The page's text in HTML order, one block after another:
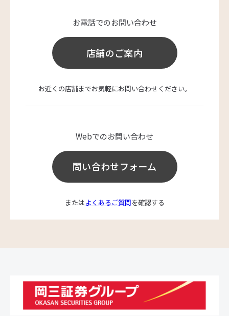
お電話でのお問い合わせ
店舗のご案内
お近くの店舗までお気軽にお問い合わせください。
Webでのお問い合わせ
問い合わせフォーム
またはよくあるご質問を確認する